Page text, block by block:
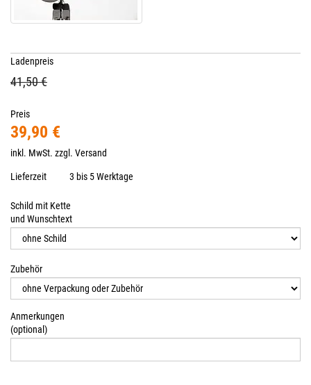
Ladenpreis
41,50 €
Preis
39,90 €
inkl. MwSt. zzgl. Versand
Lieferzeit 3 bis 5 Werktage
Schild mit Kette
und Wunschtext
Zubehör
Anmerkungen
(optional)